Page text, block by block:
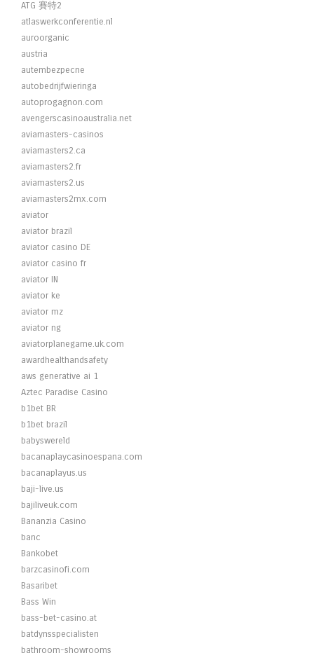
ATG 賽特2
atlaswerkconferentie.nl
auroorganic
austria
autembezpecne
autobedrijfwieringa
autoprogagnon.com
avengerscasinoaustralia.net
aviamasters-casinos
aviamasters2.ca
aviamasters2.fr
aviamasters2.us
aviamasters2mx.com
aviator
aviator brazil
aviator casino DE
aviator casino fr
aviator IN
aviator ke
aviator mz
aviator ng
aviatorplanegame.uk.com
awardhealthandsafety
aws generative ai 1
Aztec Paradise Casino
b1bet BR
b1bet brazil
babyswereld
bacanaplaycasinoespana.com
bacanaplayus.us
baji-live.us
bajiliveuk.com
Bananzia Casino
banc
Bankobet
barzcasinofi.com
Basaribet
Bass Win
bass-bet-casino.at
batdynsspecialisten
bathroom-showrooms